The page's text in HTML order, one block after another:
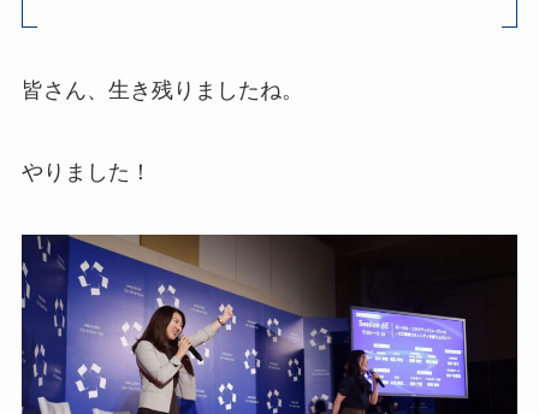
皆さん、生き残りましたね。
やりました！